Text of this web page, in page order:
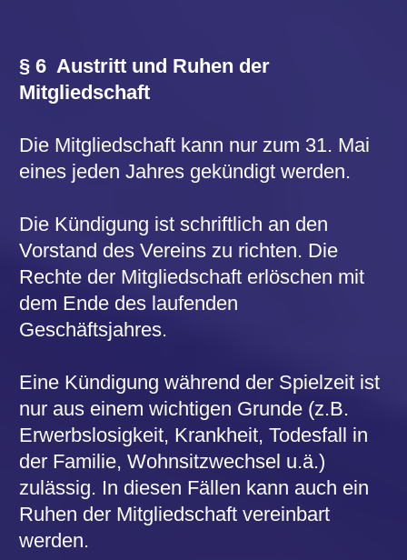
§ 8 Geschäftsjahr
Das Geschäftsjahr läuft jeweils in der Zeit
vom 1. Juni bis 31. Mai.
Die Organe des Vereins sind:
die Mitgliederversammlung
der Vorstand
Eine ordentliche Mitgliederversammlung
findet alljährlich vor Beginn der neuen
Spielzeit statt. Sie wird vom Vorstand
einberufen und geleitet.
Eine außerordentliche
Mitgliederversammlung kann aus
besonderen Gründen jederzeit durch
Beschluss des Vorstandes oder auf